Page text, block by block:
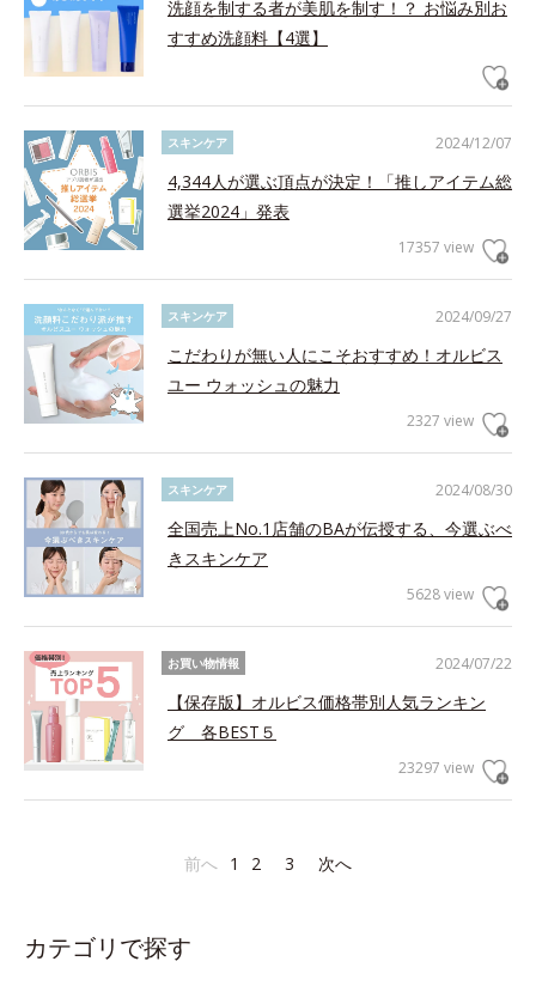
洗顔を制する者が美肌を制す！？ お悩み別お
すすめ洗顔料【4選】
2024/12/07
スキンケア
4,344人が選ぶ頂点が決定！「推しアイテム総
選挙2024」発表
17357 view
2024/09/27
スキンケア
こだわりが無い人にこそおすすめ！オルビス
ユー ウォッシュの魅力
2327 view
2024/08/30
スキンケア
全国売上No.1店舗のBAが伝授する、今選ぶべ
きスキンケア
5628 view
2024/07/22
お買い物情報
【保存版】オルビス価格帯別人気ランキン
グ 各BEST５
23297 view
前へ 1 2 3 次へ
カテゴリで探す